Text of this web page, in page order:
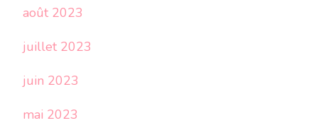
août 2023
juillet 2023
juin 2023
mai 2023